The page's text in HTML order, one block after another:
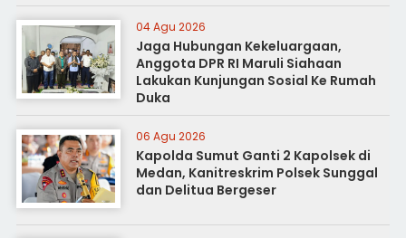
04 Agu 2026
Jaga Hubungan Kekeluargaan,
Anggota DPR RI Maruli Siahaan
Lakukan Kunjungan Sosial Ke Rumah
Duka
06 Agu 2026
Kapolda Sumut Ganti 2 Kapolsek di
Medan, Kanitreskrim Polsek Sunggal
dan Delitua Bergeser